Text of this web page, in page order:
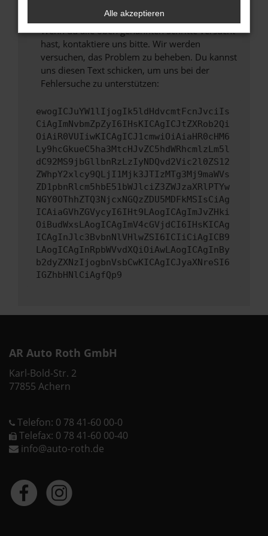
Wende dich an den Webseitenbetreiber.
Wenn du alle oben genannten Schritte versucht
hast, kontaktiere uns bitte. Wir werden
versuchen, das Problem zu beheben. Du kannst
uns diesen Text schicken, um uns bei der
Fehlersuche zu unterstützen:
ewogICJuYW1lIjogIk5ldHdvcmtFcnJvciIs
CiAgImNvbmZpZyI6IHsKICAgICJtZXRob2Qi
OiAiR0VUIiwKICAgICJ1cmwiOiAiaHR0cHM6
Ly9hcGkueC5ha3MtcHJvZC5hdWRhcmlzLm5l
dC92MS9jbGllbnRzLzIyNDQvd2Vic2l0ZS12
ZWhpY2xlcy9QLjI1Mjk3JTIzMTg3Mj9maWVs
ZD1pbnRlcm5hbE51bWJlciZ3ZWJzaXRlPTYw
NGY0OThhZTQ3NjcxNGQzZDU5MDFkMSIsCiAg
ICAiaGVhZGVycyI6IHt9LAogICAgImJvZHki
OiBudWxsLAogICAgImV4cGVjdCI6IHsKICAg
ICAgInJlc3BvbnNlVHlwZSI6ICIiCiAgICB9
LAogICAgInRpbWVvdXQiOiAwLAogICAgInBy
b2dyZXNzIjogbnVsbCwKICAgICJyaXNreSI6
IGZhbHNlCiAgfQp9
AR Auto Roth GmbH
Karl-Bold-Str. 2
77855 Achern
Telefon: 0 78 41-60 00-0
Telefax: 0 78 41-60 00-40
info@auto-roth.de
Alle akzeptieren